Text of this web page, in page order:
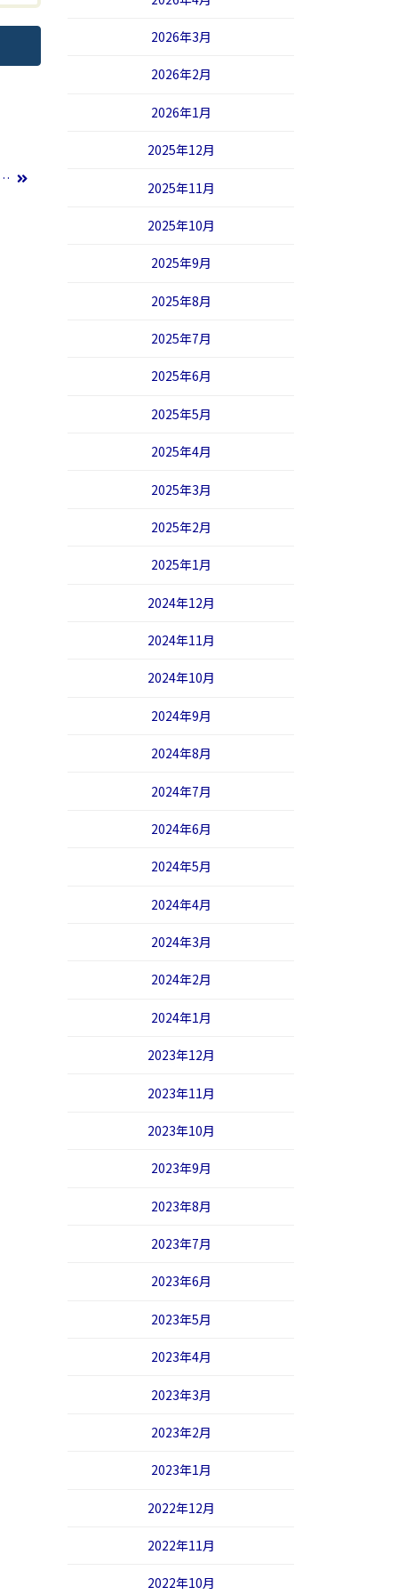
2026年3月
2026年2月
2026年1月
2025年12月
2025年11月
2025年10月
2025年9月
2025年8月
2025年7月
2025年6月
2025年5月
2025年4月
2025年3月
2025年2月
2025年1月
2024年12月
2024年11月
2024年10月
2024年9月
2024年8月
2024年7月
2024年6月
2024年5月
2024年4月
2024年3月
2024年2月
2024年1月
2023年12月
2023年11月
2023年10月
2023年9月
2023年8月
2023年7月
2023年6月
2023年5月
2023年4月
2023年3月
2023年2月
2023年1月
2022年12月
2022年11月
2022年10月